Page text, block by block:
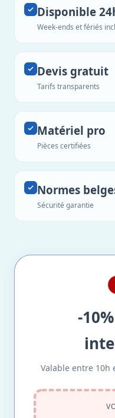
Disponible
Week-ends et fériés
Devis gratuit
Tarifs transparents
Matériel pro
Pièces certifiées
Normes
Sécurité garantie
-
Valable entre 10h